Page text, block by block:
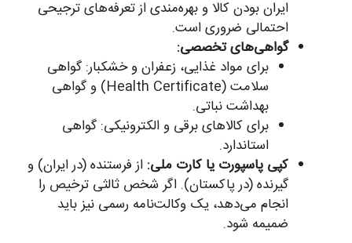
ایران بودن کالا و بهره‌مندی از تعرفه‌های ترجیحی
احتمالی ضروری است.
گواهی‌های تخصصی:
برای مواد غذایی، زعفران و خشکبار: گواهی
سلامت (Health Certificate) و گواهی
بهداشت نباتی.
برای کالاهای برقی و الکترونیکی: گواهی
استاندارد.
کپی پاسپورت یا کارت ملی: از فرستنده (در ایران) و
گیرنده (در پاکستان). اگر شخص ثالثی ترخیص را
انجام می‌دهد، یک وکالت‌نامه رسمی نیز باید
ضمیمه شود.